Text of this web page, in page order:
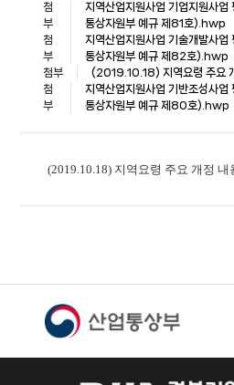
첨
부
지역산업지원사업 기업지원사업
통상자원부 예규 제81호).hwp
첨
부
지역산업지원사업 기술개발사업
통상자원부 예규 제82호).hwp
첨부
(2019.10.18) 지역요령 주요
첨
부
지역산업지원사업 기반조성사업
통상자원부 예규 제80호).hwp
(2019.10.18) 지역요령 주요 개정 내